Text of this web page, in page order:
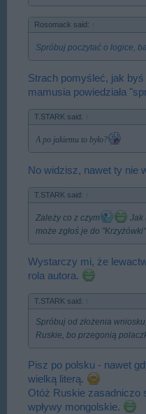
Rosomack said:
Spróbuj poczytać o logice,
Strach pomyśleć, jak byś
mamusia powiedziała
T.STARK said:
A po jakiemu to było?
No widzisz, nawet ty nie
T.STARK said:
Zależy co z czym
Jak
może zgłoś je do "Krzyżówki"
Wystarczy mi, że
rola autora.
T.STARK said:
Spróbuj od złożenia
Ruskie, bo przegonią
Pisz po polsku - nawet
wielką literą.
Otóż Ruskie zasadniczo
wpływy mongolskie.